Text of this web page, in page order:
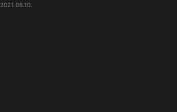
2021.06.10.